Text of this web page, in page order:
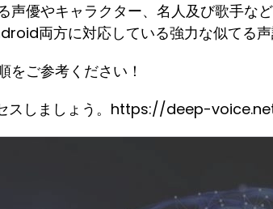
優やキャラクター、名人及び歌手な
両方に対応している強力な似てる声
ご参考ください！
スしましょう。https://deep-